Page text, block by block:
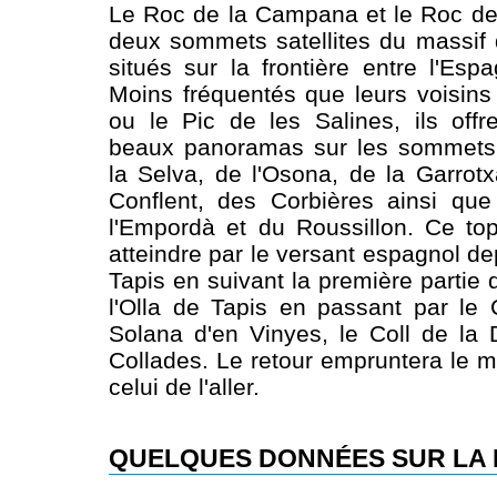
Le Roc de la Campana et le Roc
deux sommets satellites du massif
situés sur la frontière entre
Moins fréquentés que leurs
ou le Pic de les Salines, ils
beaux panoramas sur les
la Selva, de l'Osona, de la
Conflent, des Corbières ainsi
l'Empordà et du Roussillon. Ce
atteindre par le versant espagnol
Tapis en suivant la première partie
l'Olla de Tapis en passant par le
Solana d'en Vinyes, le Coll de la
Collades. Le retour empruntera le
celui de l'aller.
QUELQUES DONNÉES SUR LA